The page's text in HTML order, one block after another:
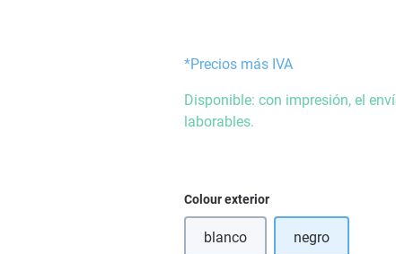
*Precios más IVA
Disponible: con impresión, el
laborables.
Seleccione
Colour exterior
blanco negro